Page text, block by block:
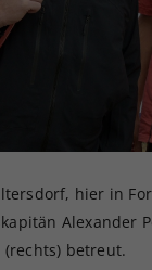
hier in
Alexander
(rechts) betreut.
Ihrer
Webseiten-